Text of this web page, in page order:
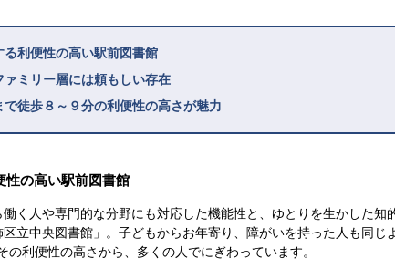
利便性の高い駅前図書館
ミリー層には頼もしい存在
徒歩８～９分の利便性の高さが魅力
性の高い駅前図書館
働く人や専門的な分野にも対応した機能性と、ゆとりを生かした
立中央図書館」。子どもからお年寄り、障がいを持った人も同じ
利便性の高さから、多くの人でにぎわっています。